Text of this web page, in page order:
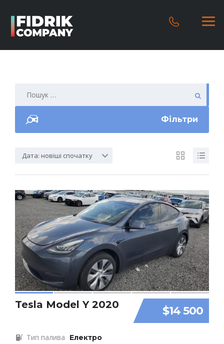
Фільтри
Дата: новіші спочатку
$14 500
Tesla Model Y 2020
Тип палива Електро